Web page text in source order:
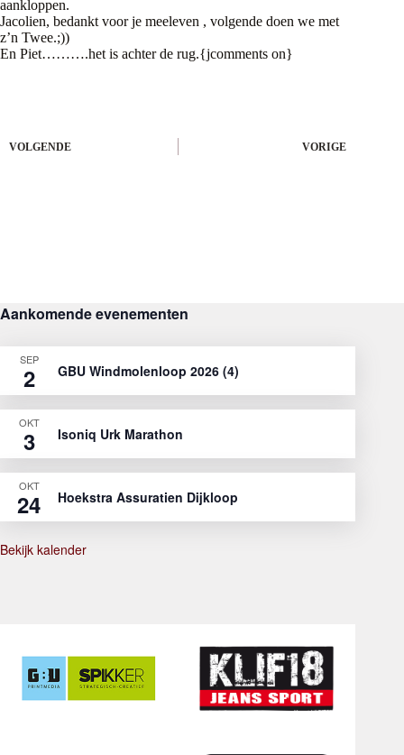
aankloppen.
Jacolien, bedankt voor je meeleven , volgende doen we met
z’n Twee.;))
En Piet……….het is achter de rug.{jcomments on}
VORIGE
VOLGENDE
Aankomende evenementen
SEP
2 GBU Windmolenloop 2026 (4)
OKT
3 Isoniq Urk Marathon
OKT
24 Hoekstra Assuratien Dijkloop
Bekijk kalender